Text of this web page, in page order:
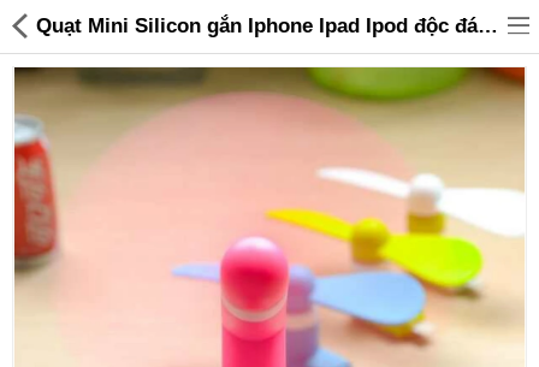
Đồ gia dụng & Nhà cửa
Điện gia dụng
Quạt Mini Silicon gắn Iphone Ipad Ipod độc đáo - 25,000 | Sanhangre